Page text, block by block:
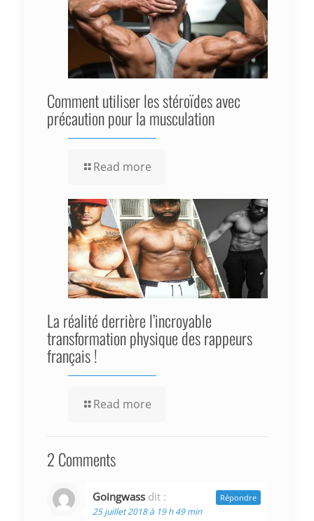
Comment utiliser les stéroïdes avec
précaution pour la musculation
Read more
La réalité derrière l’incroyable
transformation physique des rappeurs
français !
Read more
2 Comments
Goingwass dit :
25 juillet 2018 à 19 h 49 min
Répondre